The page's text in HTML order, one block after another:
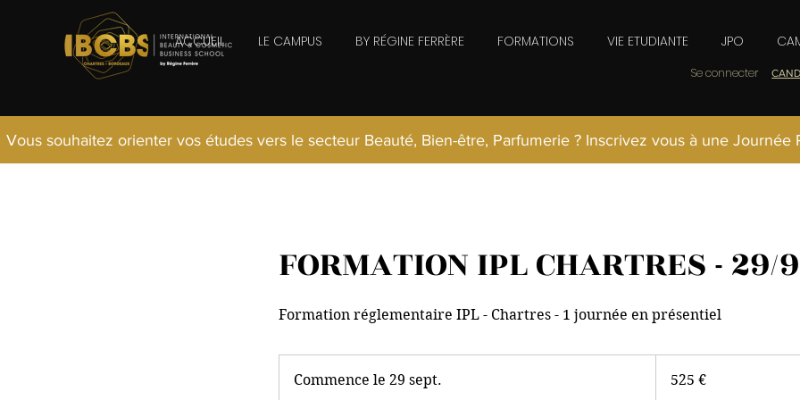
ACCUEIL LE CAMPUS BY RÉGINE FERRÈRE FORMATIONS VIE ETUDIANTE JPO
Se connecter
Vous souhaitez orienter vos études vers le secteur Beauté, Bien-être, Parfumerie ? Inscrivez vous à une Journée
FORMATION IPL CHARTRES - 29/
Formation réglementaire IPL - Chartres - 1 journée en présentiel
Commence le 29 sept. 525 €